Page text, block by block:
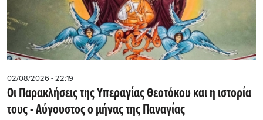
02/08/2026 - 22:19
Οι Παρακλήσεις της Υπεραγίας Θεοτόκου και η ιστορία
τους - Aύγουστος ο μήνας της Παναγίας